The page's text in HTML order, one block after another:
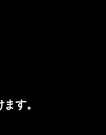
す。